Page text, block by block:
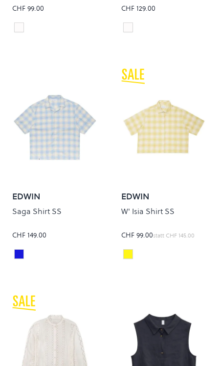
CHF 99.00
Colour
white
CHF 129.00
Colour
Oatmilk
EDWIN
Saga Shirt SS
CHF 149.00
Colour
Light Blue
EDWIN
W' Isia Shirt SS
CHF 99.00statt CHF 145.00
Colour
YELLOW/WHITE